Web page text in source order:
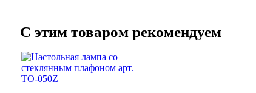
C этим товаром рекомендуем